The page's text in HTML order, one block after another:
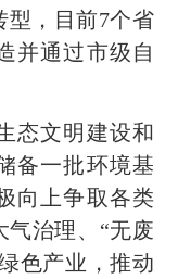
型，目前7个省
并通过市级自
文明建设和
备一批环境基
向上争取各类
气治理、“无废
色产业，推动